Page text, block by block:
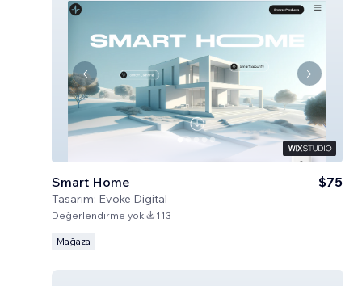
Smart Home
Tasarım: Evoke Digital
$75
Değerlendirme yok 113
Mağaza